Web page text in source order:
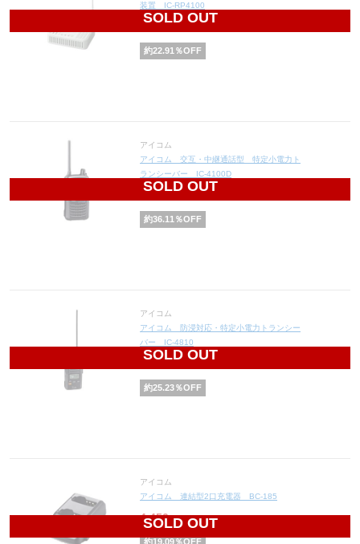
SOLD OUT
装置 IC-RP4100
33,150
約22.91 ％OFF
SOLD OUT
アイコム
アイコム 交互・中継通話型 特定小電力ト
ランシーバー IC-4100D
12,650
約36.11 ％OFF
SOLD OUT
アイコム
アイコム 防浸対応・特定小電力トランシー
バー IC-4810
29,760
約25.23％OFF
SOLD OUT
アイコム
アイコム 連結型2口充電器 BC-185
4,450 円(税込4,895円)
約19.09％OFF